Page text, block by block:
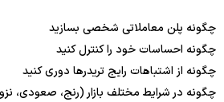
چگونه پلن معاملاتی شخصی بسازید
چگونه احساسات خود را کنترل کنید
چگونه از اشتباهات رایج تریدرها دوری کنید
چگونه در شرایط مختلف بازار (رنج، صعودی،